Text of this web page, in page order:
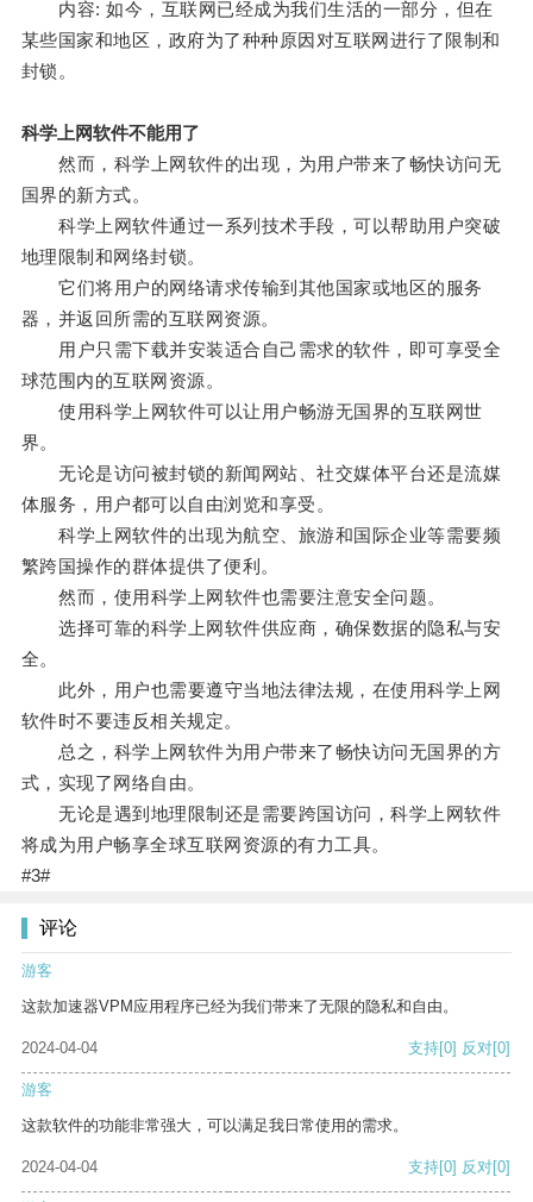
内容: 如今，互联网已经成为我们生活的一部分，但在
某些国家和地区，政府为了种种原因对互联网进行了限制和
封锁。
科学上网软件不能用了
然而，科学上网软件的出现，为用户带来了畅快访问无
国界的新方式。
科学上网软件通过一系列技术手段，可以帮助用户突破
地理限制和网络封锁。
它们将用户的网络请求传输到其他国家或地区的服务
器，并返回所需的互联网资源。
用户只需下载并安装适合自己需求的软件，即可享受全
球范围内的互联网资源。
使用科学上网软件可以让用户畅游无国界的互联网世
界。
无论是访问被封锁的新闻网站、社交媒体平台还是流媒
体服务，用户都可以自由浏览和享受。
科学上网软件的出现为航空、旅游和国际企业等需要频
繁跨国操作的群体提供了便利。
然而，使用科学上网软件也需要注意安全问题。
选择可靠的科学上网软件供应商，确保数据的隐私与安
全。
此外，用户也需要遵守当地法律法规，在使用科学上网
软件时不要违反相关规定。
总之，科学上网软件为用户带来了畅快访问无国界的方
式，实现了网络自由。
无论是遇到地理限制还是需要跨国访问，科学上网软件
将成为用户畅享全球互联网资源的有力工具。
#3#
评论
游客
这款加速器VPM应用程序已经为我们带来了无限的隐私和自由。
2024-04-04 支持[0] 反对[0]
游客
这款软件的功能非常强大，可以满足我日常使用的需求。
2024-04-04 支持[0] 反对[0]